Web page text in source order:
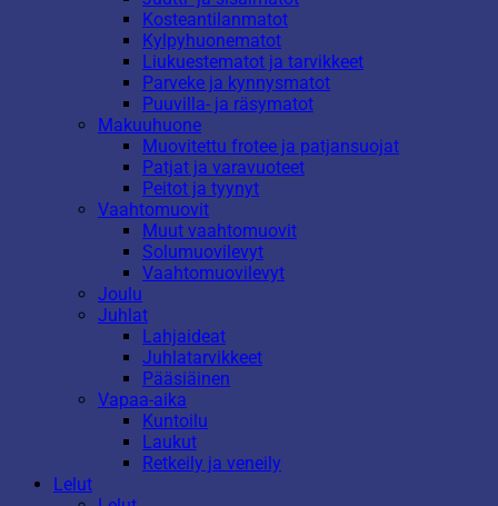
Kosteantilanmatot
Kylpyhuonematot
Liukuestematot ja tarvikkeet
Parveke ja kynnysmatot
Puuvilla- ja räsymatot
Makuuhuone
Muovitettu frotee ja patjansuojat
Patjat ja varavuoteet
Peitot ja tyynyt
Vaahtomuovit
Muut vaahtomuovit
Solumuovilevyt
Vaahtomuovilevyt
Joulu
Juhlat
Lahjaideat
Juhlatarvikkeet
Pääsiäinen
Vapaa-aika
Kuntoilu
Laukut
Retkeily ja veneily
Lelut